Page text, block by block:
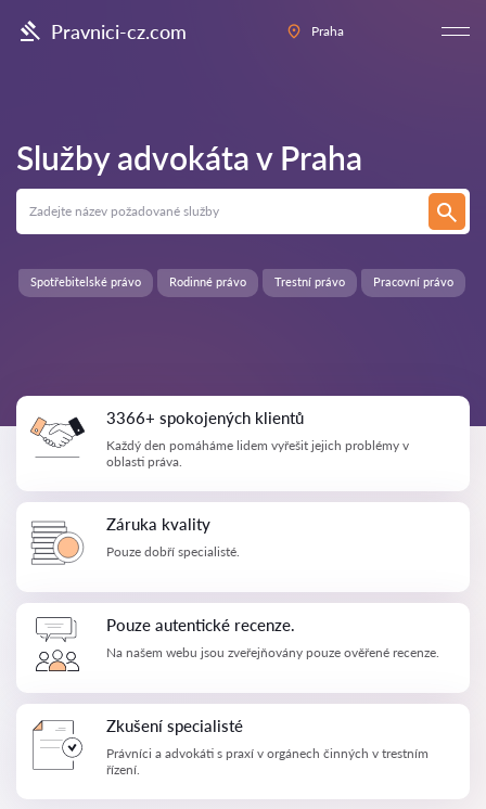
Pravnici-cz.com Praha
Služby advokáta v Praha
Pracovní právo
Spotřebitelské právo Rodinné právo Trestní právo
3366+ spokojených klientů
Každý den pomáháme lidem vyřešit jejich problémy v
oblasti práva.
Záruka kvality
Pouze dobří specialisté.
Pouze autentické recenze.
Na našem webu jsou zveřejňovány pouze ověřené recenze.
Zkušení specialisté
Právníci a advokáti s praxí v orgánech činných v trestním
řízení.